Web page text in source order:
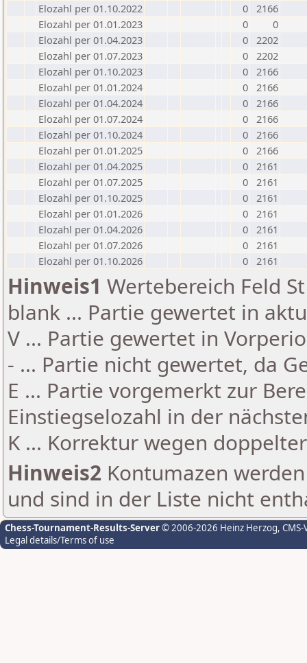
Elozahl per 01.10.2022
0 2166
Elozahl per 01.01.2023
0
0
Elozahl per 01.04.2023
0 2202
Elozahl per 01.07.2023
0 2202
Elozahl per 01.10.2023
0 2166
Elozahl per 01.01.2024
0 2166
Elozahl per 01.04.2024
0 2166
Elozahl per 01.07.2024
0 2166
Elozahl per 01.10.2024
0 2166
Elozahl per 01.01.2025
0 2166
Elozahl per 01.04.2025
0 2161
Elozahl per 01.07.2025
0 2161
Elozahl per 01.10.2025
0 2161
Elozahl per 01.01.2026
0 2161
Elozahl per 01.04.2026
0 2161
Elozahl per 01.07.2026
0 2161
Elozahl per 01.10.2026
0 2161
Hinweis1 Wertebereich Feld
blank ... Partie gewertet in
V ... Partie gewertet in
- ... Partie nicht gewertet, da
E ... Partie vorgemerkt zur
Einstiegselozahl in der
K ... Korrektur wegen
Hinweis2 Kontumazen
und sind in der Liste nicht
Chess-Tournament-Results-Server© 2006-2026 Heinz Herzog,
Legal details/Terms of use